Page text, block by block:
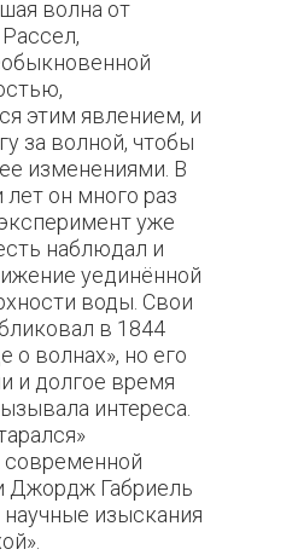
волна от
этим явлением, и
за волной, чтобы
изменениями. В
лет он много раз
уже
наблюдал и
уединённой
воды. Свои
в 1844
о волнах», но его
и долгое время
интереса.
современной
Джордж Габриель
изыскания